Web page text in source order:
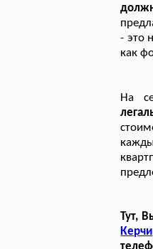
- это
как
На
Тут,
Керчи